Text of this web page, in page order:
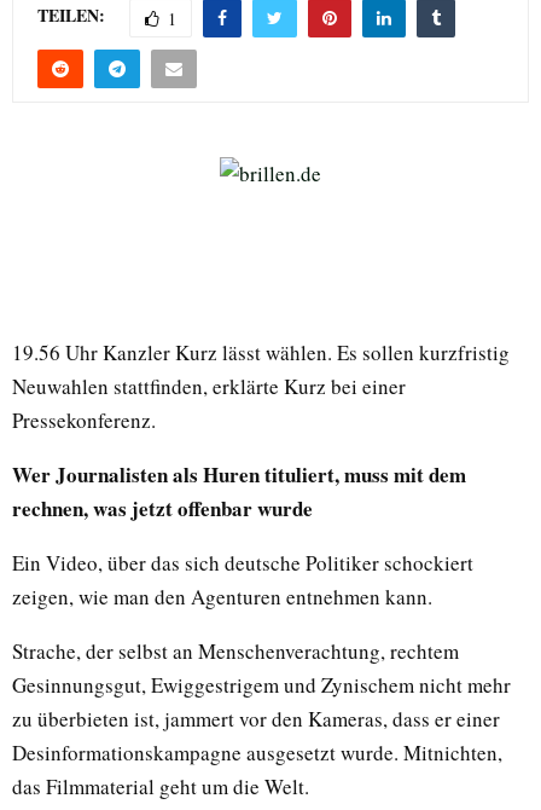
TEILEN: 1
19.56 Uhr Kanzler Kurz lässt wählen. Es sollen kurzfristig
Neuwahlen stattfinden, erklärte Kurz bei einer
Pressekonferenz.
Wer Journalisten als Huren tituliert, muss mit dem
rechnen, was jetzt offenbar wurde
Ein Video, über das sich deutsche Politiker schockiert
zeigen, wie man den Agenturen entnehmen kann.
Strache, der selbst an Menschenverachtung, rechtem
Gesinnungsgut, Ewiggestrigem und Zynischem nicht mehr
zu überbieten ist, jammert vor den Kameras, dass er einer
Desinformationskampagne ausgesetzt wurde. Mitnichten,
das Filmmaterial geht um die Welt.